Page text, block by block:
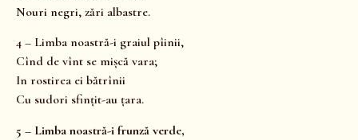
Nouri negri, zări albastre.
4 – Limba noastră-i graiul pîinii,
Cînd de vînt se mișcă vara;
In rostirea ei bătrînii
Cu sudori sfințit-au țara.
5 – Limba noastră-i frunză verde,